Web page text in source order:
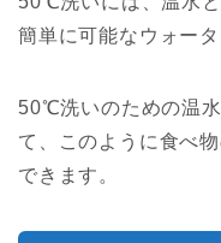
簡単に可能なウォー
50℃洗いのための温
て、このように食べ
できます。